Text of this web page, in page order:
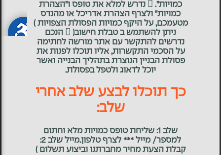
כמויות".  נדרש למלא את טופס ו"הצהרת
כמויות" ולצרף הצהרת אדריכל או מהנדס
מטעמכם, על היקף כמויות הפסולת הצפויות )
ניתן להשתמש ב טבלת חישוב(  הנכם
נדרשים להתקשר עם אתר מורשה לחתימה
על הסכמי התקשרות, אליו תוכלו לפנות את
פסולת הבניין הנוצרת בתהליך הבנייה ואשר
יוכל לדאוג ולטפל בפסולת.
כך תוכלו לבצע שלב אחרי
שלב:
שלב 1: שליחת טופס כמויות מלא וחתום
למספר/ מייל *** לצרף טלפון.מייל שלב 2:
קבלת הצעת מחיר מחברתנו וביצוע תשלום )